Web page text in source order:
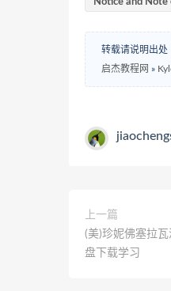
转载请说明出处
启杰教程网 »
上一篇
(美)珍妮佛塞拉
盘下载学习